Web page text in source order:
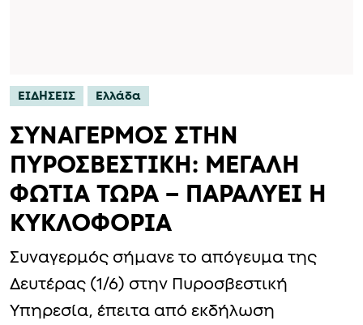
ΕΙΔΗΣΕΙΣ Ελλάδα
ΣΥΝΑΓΕΡΜΟΣ ΣΤΗΝ
ΠΥΡΟΣΒΕΣΤΙΚΗ: ΜΕΓΑΛΗ
ΦΩΤΙΑ ΤΩΡΑ – ΠΑΡΑΛΥΕΙ Η
ΚΥΚΛΟΦΟΡΙΑ
Συναγερμός σήμανε το απόγευμα της
Δευτέρας (1/6) στην Πυροσβεστική
Υπηρεσία, έπειτα από εκδήλωση